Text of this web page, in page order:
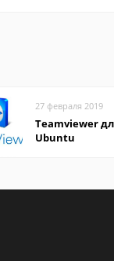
27 февраля 2019
Teamviewer
Ubuntu